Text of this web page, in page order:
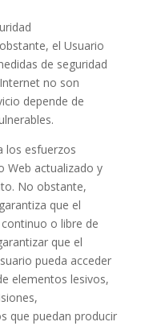
el Usuario
de seguridad
no son
depende de
los esfuerzos
Web actualizado y
No obstante,
que el
o libre de
que el
pueda acceder
elementos lesivos,
que puedan producir